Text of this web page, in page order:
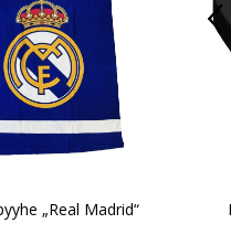
„Real Madrid“